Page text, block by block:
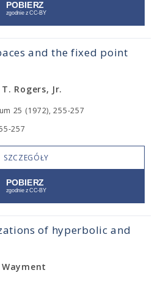
and the fixed point
Rogers, Jr.
25 (1972), 255-257
257
SZCZEGÓŁY
of hyperbolic and
Wayment